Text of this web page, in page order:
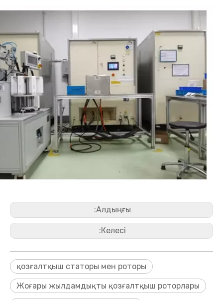
Алдыңғы:
Келесі:
қозғалтқыш статоры мен роторы
Жоғары жылдамдықты қозғалтқыш роторлары